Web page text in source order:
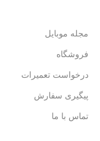
مجله موبایل
فروشگاه
درخواست تعمیرات
پیگیری سفارش
تماس با ما